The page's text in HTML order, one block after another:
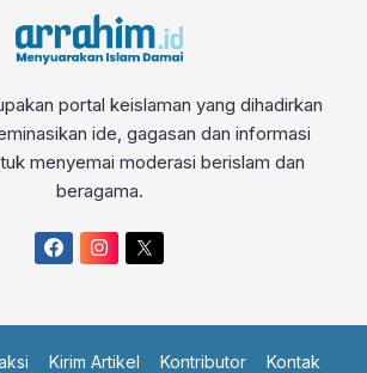
portal keislaman yang dihadirkan
ide, gagasan dan informasi
menyemai moderasi berislam dan
beragama.
Kirim Artikel Kontributor Kontak